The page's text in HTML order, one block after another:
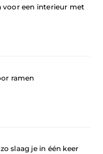
voor een interieur met
ramen
slaag je in één keer